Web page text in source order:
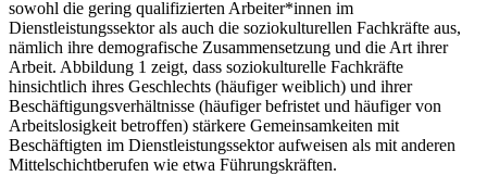
sowohl die gering qualifizierten Arbeiter*innen im
Dienstleistungssektor als auch die soziokulturellen Fachkräfte aus,
nämlich ihre demografische Zusammensetzung und die Art ihrer
Arbeit. Abbildung 1 zeigt, dass soziokulturelle Fachkräfte
hinsichtlich ihres Geschlechts (häufiger weiblich) und ihrer
Beschäftigungsverhältnisse (häufiger befristet und häufiger von
Arbeitslosigkeit betroffen) stärkere Gemeinsamkeiten mit
Beschäftigten im Dienstleistungssektor aufweisen als mit anderen
Mittelschichtberufen wie etwa Führungskräften.